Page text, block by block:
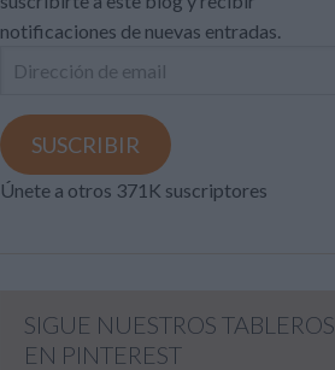
notificaciones de nuevas entradas.
Dirección
email
SUSCRIBIR
Únete a otros 371K suscriptores
SIGUE NUESTROS TABLEROS
EN PINTEREST